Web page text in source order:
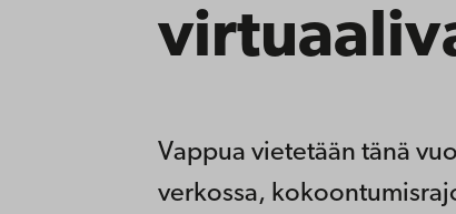
Vappua vietetään tänä
verkossa,